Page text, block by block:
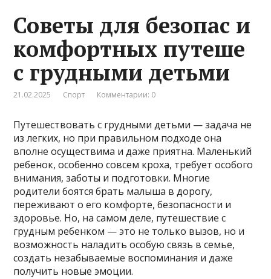
Советы для безопас и
комфортных путеше
с грудными детьми
21.02.2025 Спорт Комментарии: 0
Путешествовать с грудными детьми — задача не
из легких, но при правильном подходе она
вполне осуществима и даже приятна. Маленький
ребенок, особенно совсем кроха, требует особого
внимания, заботы и подготовки. Многие
родители боятся брать малыша в дорогу,
переживают о его комфорте, безопасности и
здоровье. Но, на самом деле, путешествие с
грудным ребенком — это не только вызов, но и
возможность наладить особую связь в семье,
создать незабываемые воспоминания и даже
получить новые эмоции.